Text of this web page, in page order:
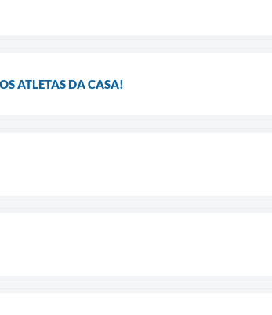
ATLETAS DA CASA!